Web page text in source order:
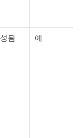
됨 예